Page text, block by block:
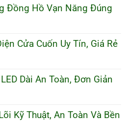
Đồng Hồ Vạn Năng Đúng
Cửa Cuốn Uy Tín, Giá Rẻ
Dài An Toàn, Đơn Giản
Kỹ Thuật, An Toàn Và Bền